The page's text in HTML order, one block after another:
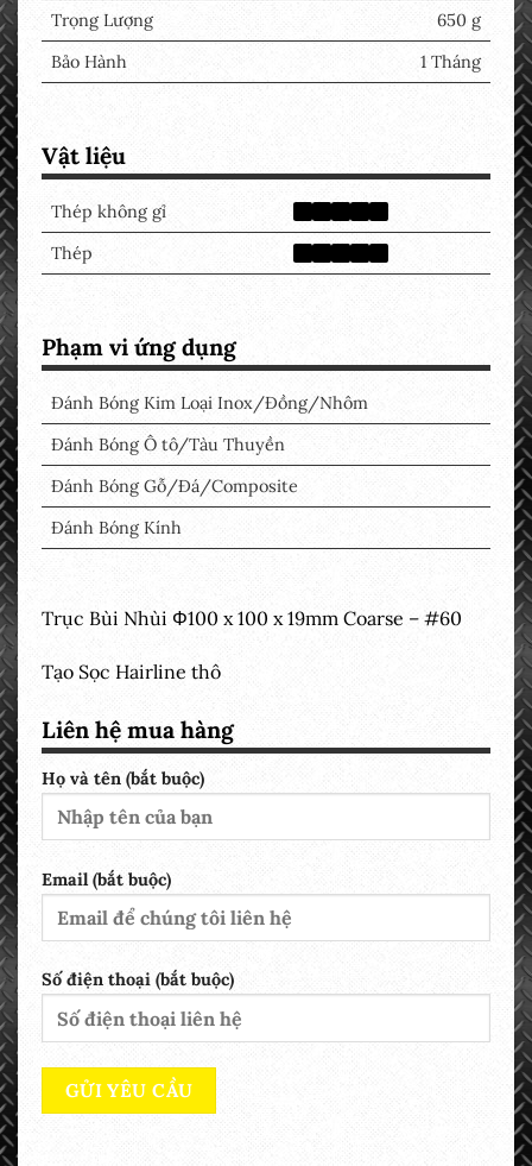
Trọng Lượng
650 g
Bảo Hành
1 Tháng
Vật liệu
Thép không gỉ
Thép
Phạm vi ứng dụng
Đánh Bóng Kim Loại Inox/Đồng/Nhôm
Đánh Bóng Ô tô/Tàu Thuyền
Đánh Bóng Gỗ/Đá/Composite
Đánh Bóng Kính
Trục Bùi Nhùi Φ100 x 100 x 19mm Coarse – #60
Tạo Sọc Hairline thô
Liên hệ mua hàng
Họ và tên (bắt buộc)
Email (bắt buộc)
Số điện thoại (bắt buộc)